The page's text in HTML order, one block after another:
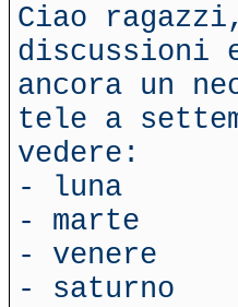
Ciao
discussioni
ancora un
tele a
vedere:
- luna
- marte
- venere
- saturno